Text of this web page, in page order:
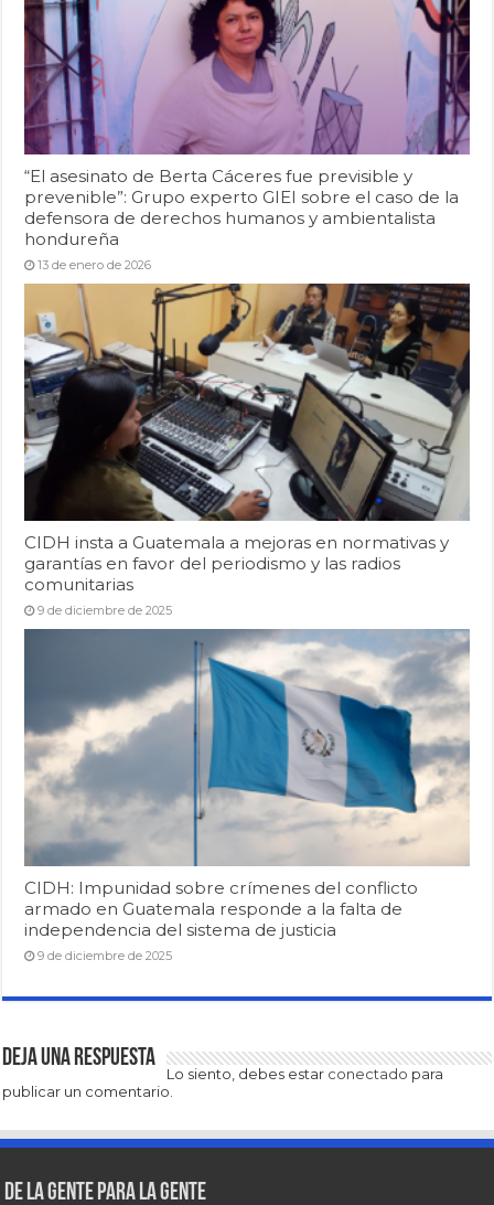
“El asesinato de Berta Cáceres fue previsible y
prevenible”: Grupo experto GIEI sobre el caso de la
defensora de derechos humanos y ambientalista
hondureña
13 de enero de 2026
CIDH insta a Guatemala a mejoras en normativas y
garantías en favor del periodismo y las radios
comunitarias
9 de diciembre de 2025
CIDH: Impunidad sobre crímenes del conflicto
armado en Guatemala responde a la falta de
independencia del sistema de justicia
9 de diciembre de 2025
Deja una respuesta
Lo siento, debes estar conectado para
publicar un comentario.
De la gente para la gente